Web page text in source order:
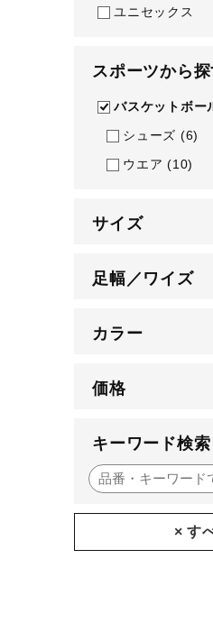
テニス／ソフトテニス
柔道
ワーキング
インナー
アウトドア／レイン
サポーター
健康／エクササイズ
ジュニア／キッズ
ユニセックス
スポーツから探
バスケットボー
シューズ (6)
ウエア (10)
サイズ
足幅／ワイズ
カラー
価格
キーワード検索
× す